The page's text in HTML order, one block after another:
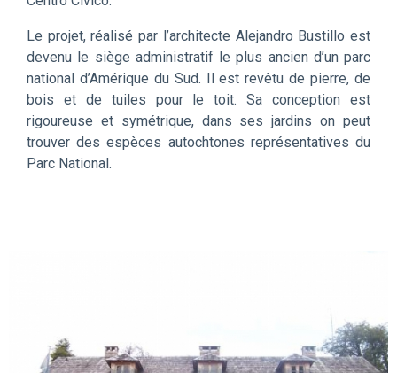
Le projet, réalisé par l’architecte Alejandro Bustillo est
devenu le siège administratif le plus ancien d’un parc
national d’Amérique du Sud. Il est revêtu de pierre, de
bois et de tuiles pour le toit. Sa conception est
rigoureuse et symétrique, dans ses jardins on peut
trouver des espèces autochtones représentatives du
Parc National.